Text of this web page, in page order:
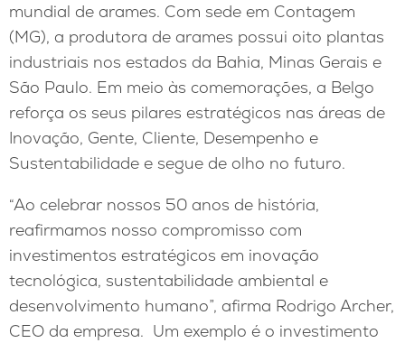
mundial de arames. Com sede em Contagem
(MG), a produtora de arames possui oito plantas
industriais nos estados da Bahia, Minas Gerais e
São Paulo. Em meio às comemorações, a Belgo
reforça os seus pilares estratégicos nas áreas de
Inovação, Gente, Cliente, Desempenho e
Sustentabilidade e segue de olho no futuro.
“Ao celebrar nossos 50 anos de história,
reafirmamos nosso compromisso com
investimentos estratégicos em inovação
tecnológica, sustentabilidade ambiental e
desenvolvimento humano”, afirma Rodrigo Archer,
CEO da empresa. Um exemplo é o investimento